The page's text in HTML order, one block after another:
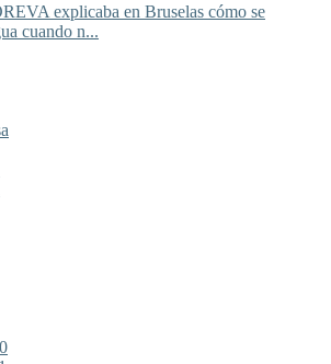
explicaba en Bruselas cómo se
cuando n...